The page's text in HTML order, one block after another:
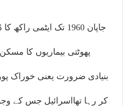
جاپان 1960 تک ایٹمی
بنیادی ضرورت یعنی خوراک
کر رہا تھااسرائیل جس کے